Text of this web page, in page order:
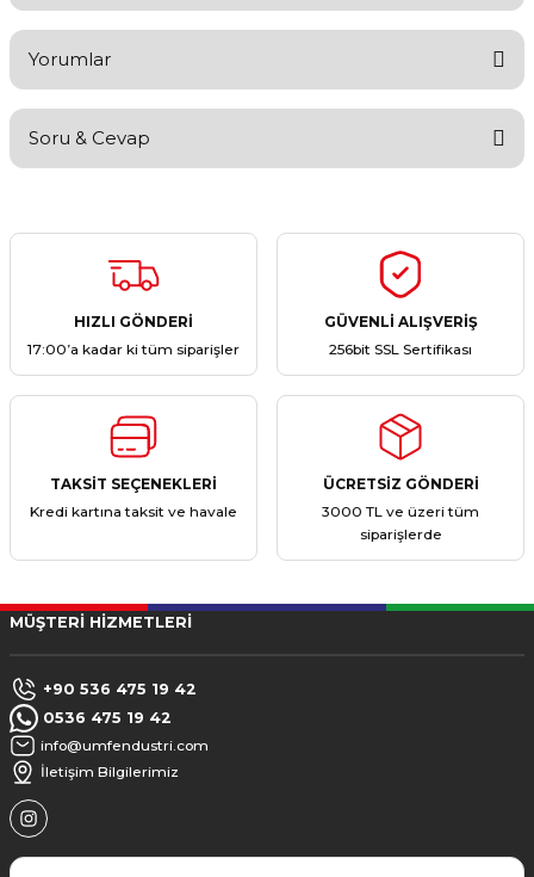
Yorumlar
Yorum Yaz
Soru & Cevap
Ürün hakkında henüz soru sorulmamış.
HIZLI GÖNDERİ
17:00’a kadar ki tüm siparişler
GÜVENLİ ALIŞVERİŞ
256bit SSL Sertifikası
TAKSİT SEÇENEKLERİ
Kredi kartına taksit ve havale
ÜCRETSİZ GÖNDERİ
3000 TL ve üzeri tüm
siparişlerde
MÜŞTERİ HİZMETLERİ
+90 536 475 19 42
0536 475 19 42
info@umfendustri.com
İletişim Bilgilerimiz